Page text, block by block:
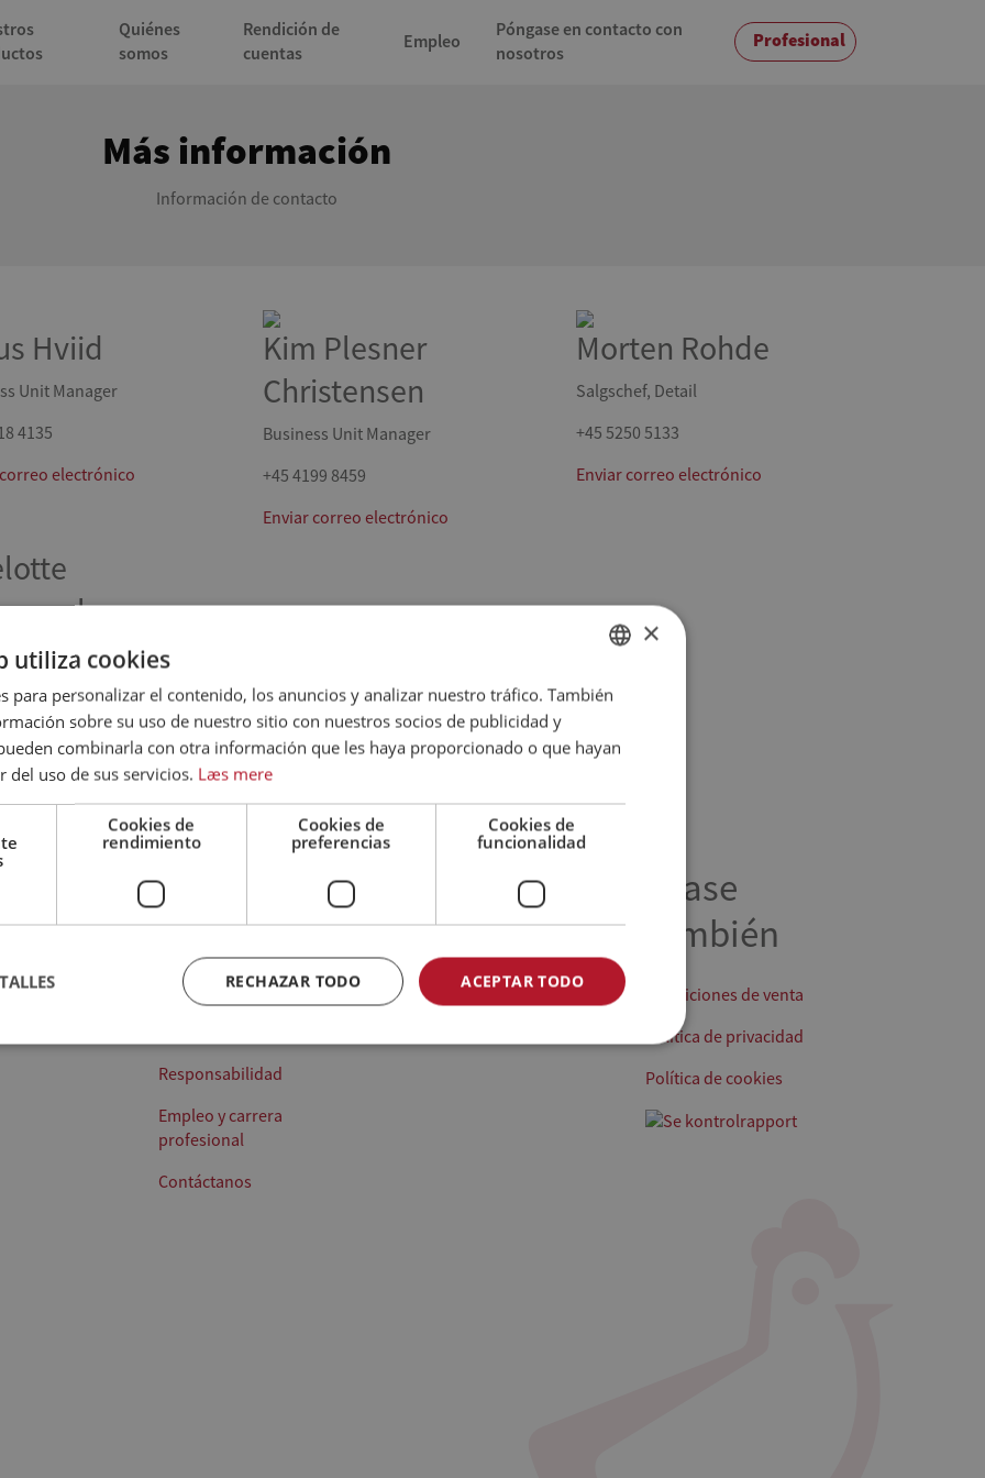
Quiénes
somos
Rendición de
cuentas
Empleo
Póngase en contacto con
nosotros
Profesional
Más información
Información de contacto
Hviid
Unit Manager
4135
electrónico
Kim Plesner
Christensen
Business Unit Manager
+45 4199 8459
Enviar correo electrónico
Morten Rohde
Salgschef, Detail
+45 5250 5133
Enviar correo electrónico
5606
electrónico
Inicio
Productos
Responsabilidad
Empleo y carrera
profesional
Contáctanos
Profesional
Exportación
Véase
también
Condiciones de venta
Política de privacidad
Política de cookies
DANISH
GERMAN
×
utiliza cookies
para personalizar el contenido, los anuncios y analizar nuestro tráfico. También
sobre su uso de nuestro sitio con nuestros socios de publicidad y
combinarla con otra información que les haya proporcionado o que hayan
del uso de sus servicios. Læs mere
Cookies de
rendimiento
Cookies de
preferencias
Cookies de
funcionalidad
ACEPTAR TODO
RECHAZAR TODO